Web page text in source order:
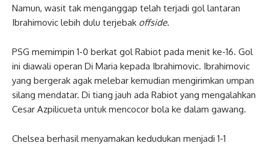
Namun, wasit tak menganggap telah terjadi gol lantaran
Ibrahimovic lebih dulu terjebak offside.
PSG memimpin 1-0 berkat gol Rabiot pada menit ke-16. Gol
ini diawali operan Di Maria kepada Ibrahimovic. Ibrahimovic
yang bergerak agak melebar kemudian mengirimkan umpan
silang mendatar. Di tiang jauh ada Rabiot yang mengalahkan
Cesar Azpilicueta untuk mencocor bola ke dalam gawang.
Chelsea berhasil menyamakan kedudukan menjadi 1-1